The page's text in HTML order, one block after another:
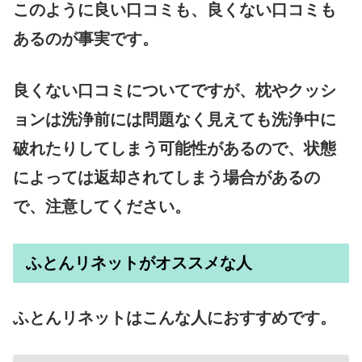
このように良い口コミも、良くない口コミも
あるのが事実です。
良くない口コミについてですが、枕やクッシ
ョンは洗浄前には問題なく見えても洗浄中に
破れたりしてしまう可能性があるので、状態
によっては返却されてしまう場合があるの
で、注意してください。
ふとんリネットがオススメな人
ふとんリネットはこんな人におすすめです。